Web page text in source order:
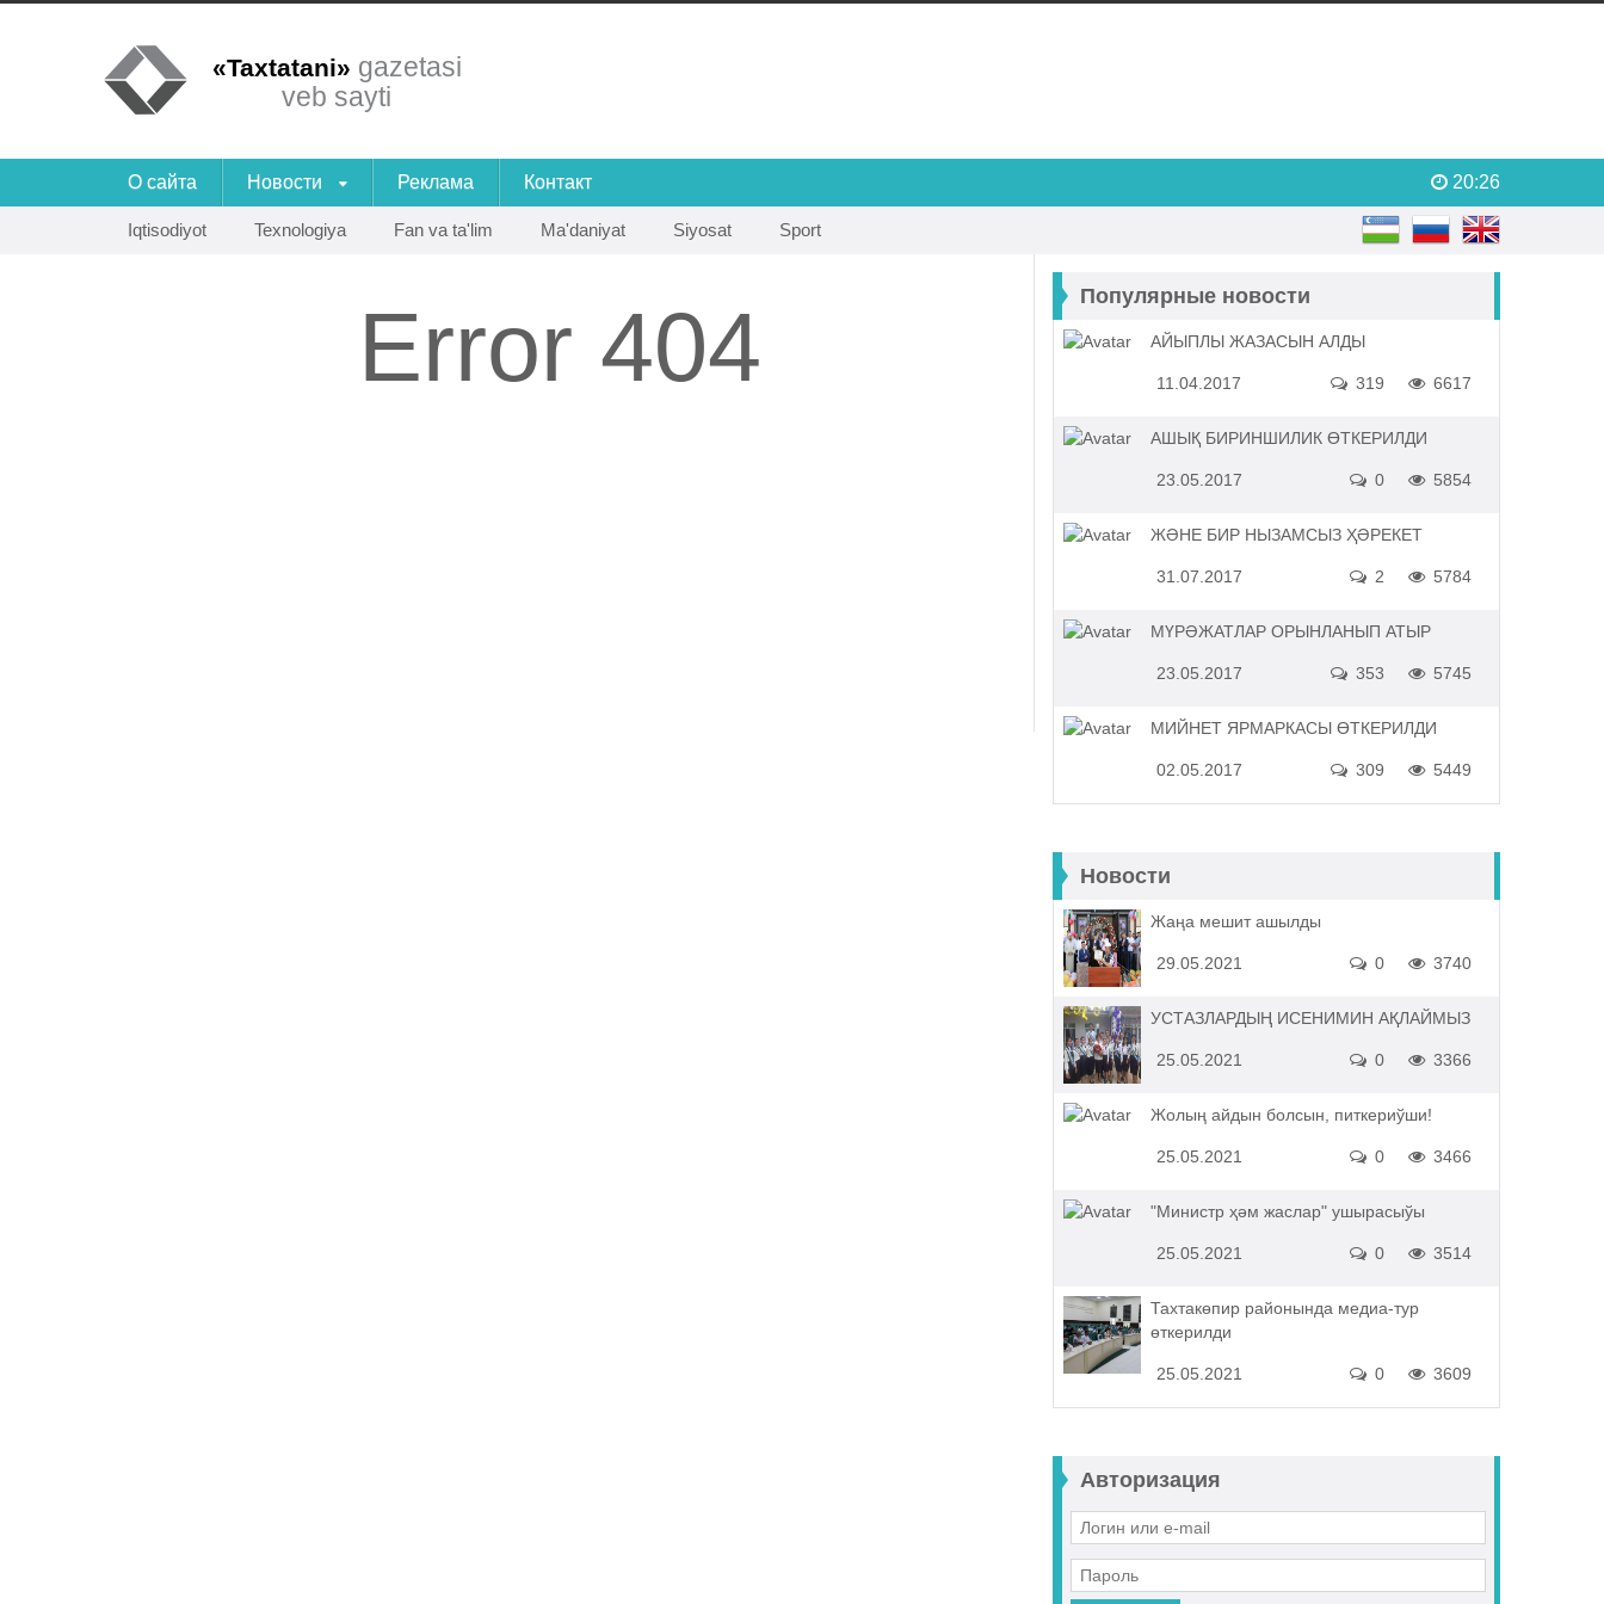
«Taxtatani» gazetasi
veb sayti
О сайта Новости Реклама Контакт 20:26
Iqtisodiyot Texnologiya Fan va ta'lim Ma'daniyat Siyosat Sport
Error 404 Популярные новости
АЙЫПЛЫ ЖАЗАСЫН АЛДЫ
11.04.2017 6617
319
АШЫҚ БИРИНШИЛИК ӨТКЕРИЛДИ
23.05.2017 5854
0
ЖӘНЕ БИР НЫЗАМСЫЗ ҲӘРЕКЕТ
31.07.2017 5784
2
МҮРӘЖАТЛАР ОРЫНЛАНЫП АТЫР
23.05.2017 5745
353
МИЙНЕТ ЯРМАРКАСЫ ӨТКЕРИЛДИ
02.05.2017 5449
309
Новости
Жаңа мешит ашылды
29.05.2021 3740
0
УСТАЗЛАРДЫҢ ИСЕНИМИН АҚЛАЙМЫЗ
25.05.2021 3366
0
Жолың айдын болсын, питкериўши!
25.05.2021 3466
0
"Министр ҳәм жаслар" ушырасыўы
25.05.2021 3514
0
Тахтакөпир районында медиа-тур
өткерилди
25.05.2021 3609
0
Авторизация